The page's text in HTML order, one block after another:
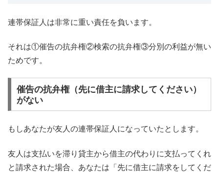
連帯保証人は非常に重い責任を負います。
それは①催告の抗弁権②検索の抗弁権③分別の利益が無い
ためです。
催告の抗弁権（先に借主に請求してください）
がない
もしあなたが友人の連帯保証人になっていたとします。
友人は支払いを滞り貸主から借主の代わりに支払ってくれ
と請求された場合、あなたは「先に借主に請求をしてくだ